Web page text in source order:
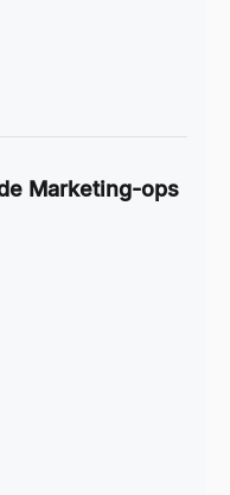
Marketing-ops